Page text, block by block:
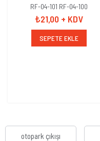
RF-04-101 RF-04-100
₺21,00 + KDV
SEPETE EKLE
otopark çıkışı